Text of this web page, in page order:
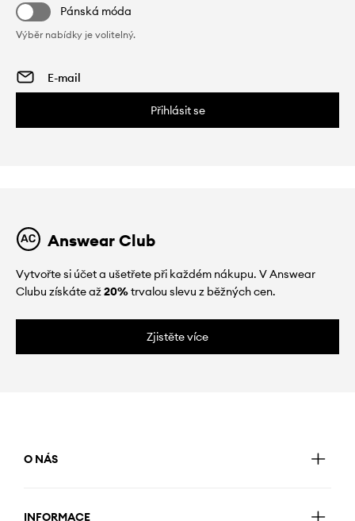
Pánská móda
Výběr nabídky je volitelný.
Přihlásit se
Answear Club
Vytvořte si účet a ušetřete při každém nákupu. V Answear
Clubu získáte až20%trvalou slevu z běžných cen.
Zjistěte více
O NÁS
INFORMACE